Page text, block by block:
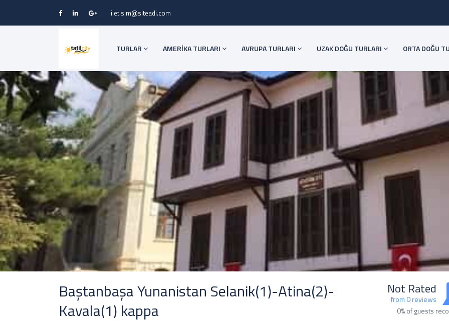
iletisim@siteadi.com
TURLAR AMERİKA TURLARI AVRUPA TURLARI UZAK DOĞU TURLARI ORTA DOĞU
Baştanbaşa Yunanistan Selanik(1)-Atina(2)-
Kavala(1) kappa
Not Rated
from 0 reviews
0% of guests